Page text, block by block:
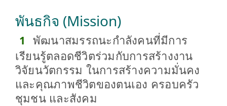
พันธกิจ (Mission)
พัฒนาสมรรถนะกำลังคนที่มีการ
เรียนรู้ตลอดชีวิตร่วมกับการสร้างงาน
วิจัยนวัตกรรม ในการสร้างความมั่นคง
และคุณภาพชีวิตของตนเอง ครอบครัว
ชุมชน และสังคม